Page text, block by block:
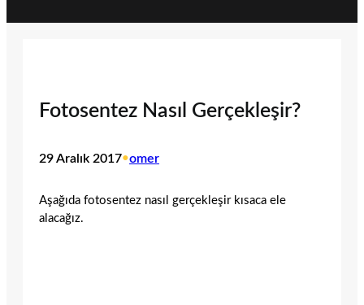
Fotosentez Nasıl Gerçekleşir?
29 Aralık 2017•omer
Aşağıda fotosentez nasıl gerçekleşir kısaca ele
alacağız.